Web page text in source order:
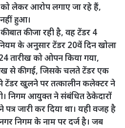
लेकर आरोप लगाए जा रहे हैं,
हुआ।
बात की जा रही है, वह टेंडर 4
के अनुसार टेंडर 20वें दिन खोला
तारीख को ओपन किया गया,
से की गई, जिसके चलते टेंडर एक
खुलने पर तत्कालीन कलेक्टर ने
थी। निगम आयुक्त ने संबंधित ठेकेदारों
जारी कर दिया था। यही वजह है
निगम के नाम पर दर्ज है। जब